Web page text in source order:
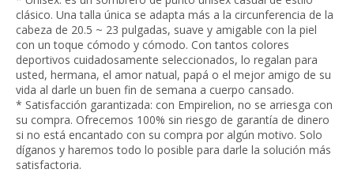
clásico. Una talla única se adapta más a la circunferencia de la
cabeza de 20.5 ~ 23 pulgadas, suave y amigable con la piel
con un toque cómodo y cómodo. Con tantos colores
deportivos cuidadosamente seleccionados, lo regalan para
usted, hermana, el amor natual, papá o el mejor amigo de su
vida al darle un buen fin de semana a cuerpo cansado.
* Satisfacción garantizada: con Empirelion, no se arriesga con
su compra. Ofrecemos 100% sin riesgo de garantía de dinero
si no está encantado con su compra por algún motivo. Solo
díganos y haremos todo lo posible para darle la solución más
satisfactoria.